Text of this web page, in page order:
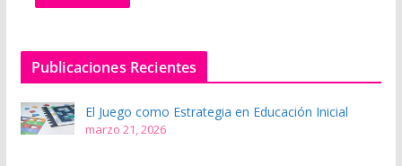
Publicaciones Recientes
El Juego como Estrategia en Educación Inicial
marzo 21, 2026